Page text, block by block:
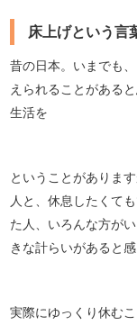
床上げという言
昔の日本。いまでも
えられることがある
生活を
ということがありま
人と、休息したくて
た人、いろんな方が
きな計らいがあると感
実際にゆっくり休む